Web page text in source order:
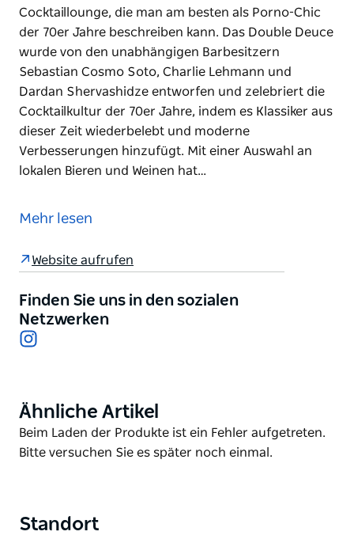
Cocktaillounge, die man am besten als Porno-Chic
der 70er Jahre beschreiben kann. Das Double Deuce
wurde von den unabhängigen Barbesitzern
Sebastian Cosmo Soto, Charlie Lehmann und
Dardan Shervashidze entworfen und zelebriert die
Cocktailkultur der 70er Jahre, indem es Klassiker aus
dieser Zeit wiederbelebt und moderne
Verbesserungen hinzufügt. Mit einer Auswahl an
lokalen Bieren und Weinen hat…
Cocktaillounge, die man am besten als Porno-Chic
Das Double Deuce wurde von den unabhängigen
Lehmann und Dardan Shervashidze entworfen und
zelebriert die Cocktailkultur der 70er Jahre, indem
es Klassiker aus dieser Zeit wiederbelebt und
Double Deuce für jeden anspruchsvollen Trinker
Mehr lesen
Website aufrufen
Finden Sie uns in den sozialen
Netzwerken
Product
List
Ähnliche Artikel
Product
List
Beim Laden der Produkte ist ein Fehler aufgetreten.
Bitte versuchen Sie es später noch einmal.
Standort